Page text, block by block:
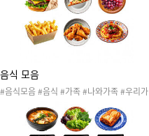
음식 모음
#음식모음 #음식 #가족 #나와가족 #우리가
족 #가족구성원 #식사 #가족식사 #식기류 #
숟가락 #젓가락 #포크 #수저세트 #감자튀김
#치킨 #파스타 #포도 #피자 #햄버거